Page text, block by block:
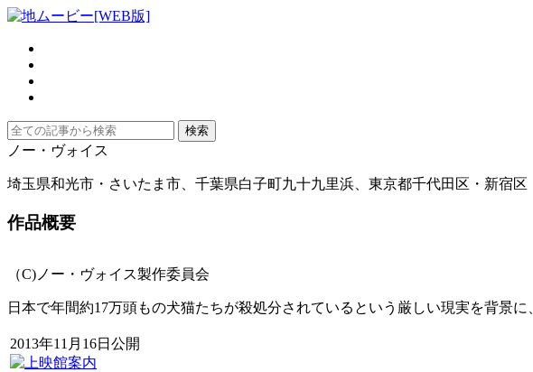
ノー・ヴォイス
埼玉県和光市・さいたま市、千葉県白子町九十九里浜、東京都千代田区・新宿区
作品概要
（C)ノー・ヴォイス製作委員会
日本で年間約17万頭もの犬猫たちが殺処分されているという厳しい現実を背景
2013年11月16日公開